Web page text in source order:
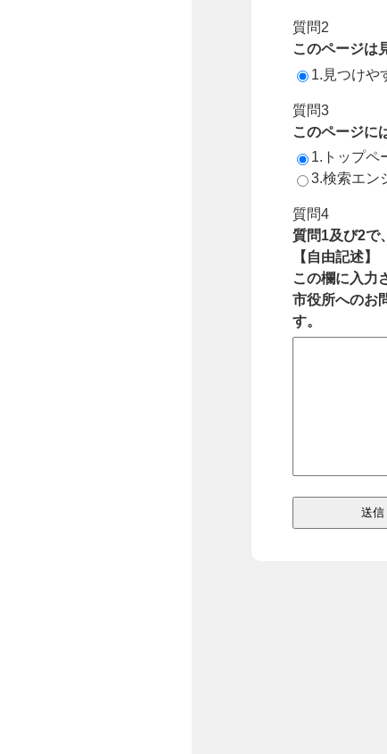
質問2
このページは
1.見つけや
質問3
このページに
1.トップペ
3.検索エン
質問4
質問1及び2で
【自由記述】
この欄に入力
市役所へのお
す。